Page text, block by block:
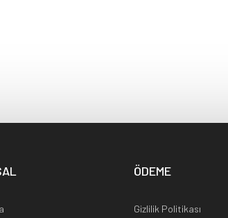
ÖDEME
Gizlilik Politikası